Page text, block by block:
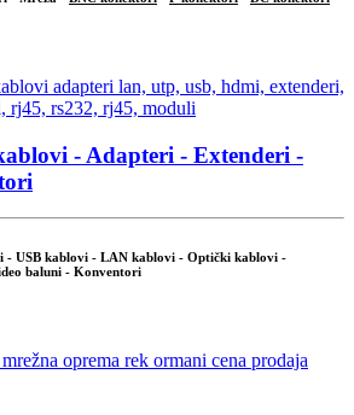
- Adapteri - Extenderi -
- USB kablovi - LAN kablovi - Optički kablovi -
baluni - Konventori